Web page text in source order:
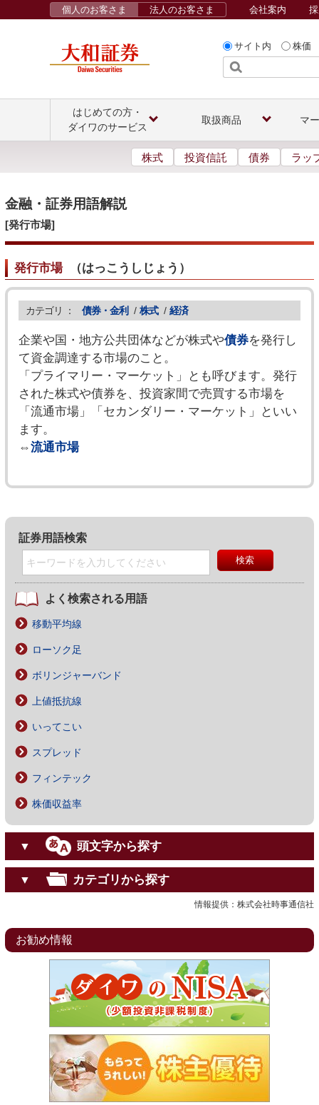
サイト内 株価
個人のお客さま 法人のお客さま 会社案内
はじめての方・
ダイワのサービス
取扱商品 マ
株式 投資信託 債券 ラッ
金融・証券用語解説
[発行市場]
発行市場（はっこうしじょう ）
カテゴリ ： 債券・金利 / 株式 / 経済
企業や国・地方公共団体などが株式や債券を発行し
て資金調達する市場のこと。
「プライマリー・マーケット」とも呼びます。発行
された株式や債券を、投資家間で売買する市場を
「流通市場」「セカンダリー・マーケット」といい
ます。
⇔流通市場
証券用語検索
よく検索される用語
移動平均線
ローソク足
ボリンジャーバンド
上値抵抗線
いってこい
スプレッド
フィンテック
株価収益率
▼ 頭文字から探す
▼ カテゴリから探す
情報提供：株式会社時事通信社
お勧め情報